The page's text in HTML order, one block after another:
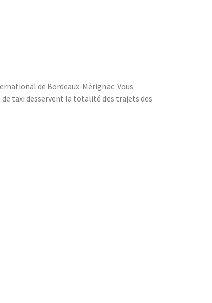
de Bordeaux-Mérignac. Vous
taxi desservent la totalité des trajets des